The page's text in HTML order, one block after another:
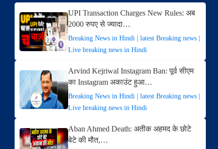
UPI Transaction Charges New Rules: अब
2000 रुपए से ज्यादा…
Breaking News in Hindi | latest Breaking news |
Live breaking news in Hindi
Arvind Kejriwal Instagram Ban: पूर्व सीएम
का Instagram अकाउंट हुआ…
Breaking News in Hindi | latest Breaking news |
Live breaking news in Hindi
Aban Ahmed Death: अतीक अहमद के छोटे
बेटे की मौत,…